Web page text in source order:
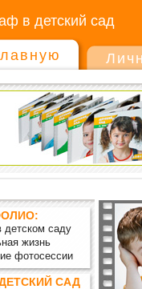
в детский сад
детском саду
жизнь
фотосессии
САД